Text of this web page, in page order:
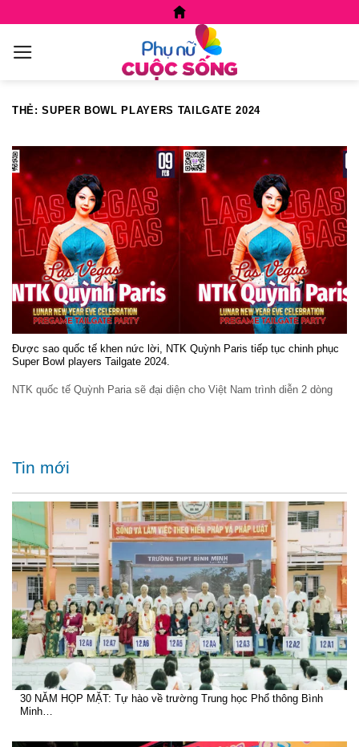
content
THẺ:SUPER BOWL PLAYERS TAILGATE 2024
Được sao quốc tế khen nức lời, NTK Quỳnh Paris tiếp tục chinh phục
Super Bowl players Tailgate 2024.
NTK quốc tế Quỳnh Paria sẽ đại diện cho Việt Nam trình diễn 2 dòng
Tin mới
30 NĂM HỌP MẶT: Tự hào về trường Trung học Phổ thông Bình
Minh…